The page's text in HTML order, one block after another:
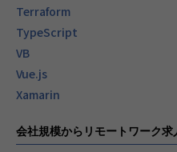
Terraform
TypeScript
VB
Vue.js
Xamarin
会社規模からリモートワーク求